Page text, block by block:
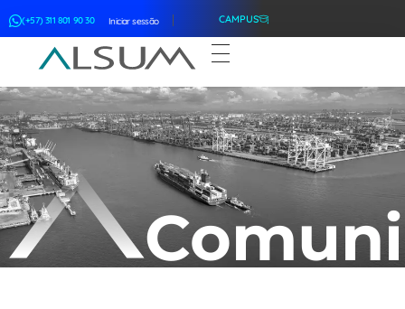
(+57) 311 801 90 30 Iniciar sessão CAMPUS
ALSUM